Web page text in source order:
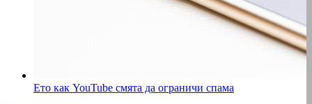
Ето как YouTube смята да ограничи спама